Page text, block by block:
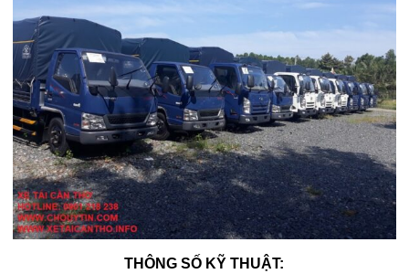
THÔNG SỐ KỸ THUẬT: